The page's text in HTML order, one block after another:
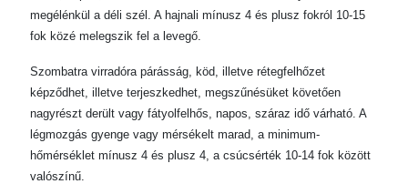
megélénkül a déli szél. A hajnali mínusz 4 és plusz fokról 10-15
fok közé melegszik fel a levegő.
Szombatra virradóra párásság, köd, illetve rétegfelhőzet
képződhet, illetve terjeszkedhet, megszűnésüket követően
nagyrészt derült vagy fátyolfelhős, napos, száraz idő várható. A
légmozgás gyenge vagy mérsékelt marad, a minimum-
hőmérséklet mínusz 4 és plusz 4, a csúcsérték 10-14 fok között
valószínű.